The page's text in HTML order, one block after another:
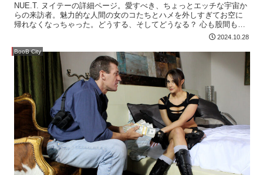
NUE.T. ヌイテーの詳細ページ。愛すべき、ちょっとエッチな宇宙か
らの来訪者。魅力的な人間の女のコたちとハメを外しすぎてお空に
帰れなくなっちゃった。どうする、そしてどうなる？ 心も股間もホ
2024.10.28
BooB City